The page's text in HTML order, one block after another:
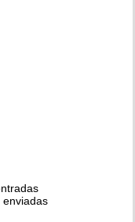
enviadas